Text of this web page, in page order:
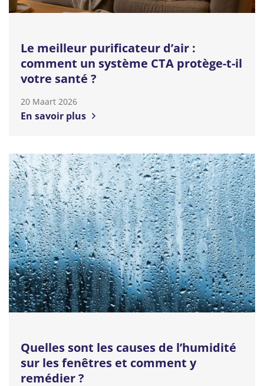
Le meilleur purificateur d’air :
comment un système CTA protège-t-il
votre santé ?
20 Maart 2026
En savoir plus
Quelles sont les causes de l’humidité
sur les fenêtres et comment y
remédier ?